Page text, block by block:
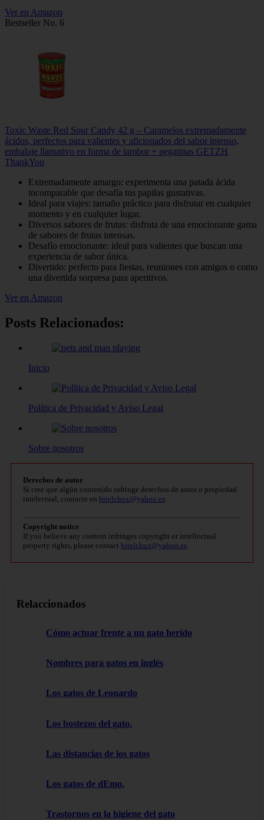
Ver en Amazon
Bestseller No. 6
Toxic Waste Red Sour Candy 42 g – Caramelos extremadamente
ácidos, perfectos para valientes y aficionados del sabor intenso,
embalaje llamativo en forma de tambor + pegatinas GETZH
ThankYou
Extremadamente amargo: experimenta una patada ácida
incomparable que desafía tus papilas gustativas.
Ideal para viajes: tamaño práctico para disfrutar en cualquier
momento y en cualquier lugar.
Diversos sabores de frutas: disfruta de una emocionante gama
de sabores de frutas intensas.
Desafío emocionante: ideal para valientes que buscan una
experiencia de sabor única.
Divertido: perfecto para fiestas, reuniones con amigos o como
una divertida sorpresa para aperitivos.
Ver en Amazon
Posts Relacionados:
Inicio
Política de Privacidad y Aviso Legal
Sobre nosotros
Derechos de autor
Si cree que algún contenido infringe derechos de autor o propiedad
intelectual, contacte en bitelchux@yahoo.es.
Copyright notice
If you believe any content infringes copyright or intellectual
property rights, please contact bitelchux@yahoo.es.
Relaccionados
Cómo actuar frente a un gato herido
Nombres para gatos en inglés
Los gatos de Leonardo
Los bostezos del gato.
Las distancias de los gatos
Los gatos de dEmo.
Trastornos en la higiene del gato